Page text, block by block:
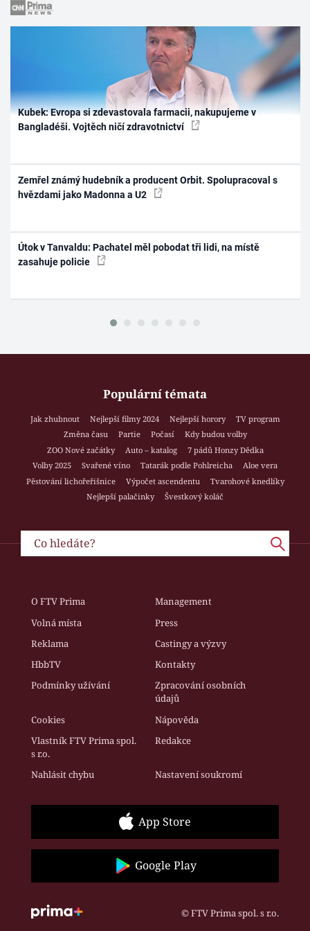
Kubek: Evropa si zdevastovala farmacii, nakupujeme v
Bangladéši. Vojtěch ničí zdravotnictví
Zemřel známý hudebník a producent Orbit. Spolupracoval s
hvězdami jako Madonna a U2
Útok v Tanvaldu: Pachatel měl pobodat tři lidi, na místě
zasahuje policie
Populární témata
Jak zhubnout Nejlepší filmy 2024 Nejlepší horory
TV program
Změna času
Partie Počasí
Kdy budou volby
ZOO Nové začátky
Auto – katalog
7 pádů Honzy Dědka
Volby 2025
Svařené víno Tatarák podle Pohlreicha
Aloe vera
Pěstování lichořeřišnice
Výpočet ascendentu
Tvarohové knedlíky
Nejlepší palačinky
Švestkový koláč
O FTV Prima
Management
Volná místa
Press
Reklama
Castingy a výzvy
HbbTV
Kontakty
Podmínky užívání
Zpracování osobních
údajů
Cookies
Nápověda
Vlastník FTV Prima spol.
s r.o.
Redakce
Nahlásit chybu Nastavení soukromí
App Store
Google Play
© FTV Prima spol. s r.o.